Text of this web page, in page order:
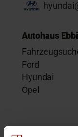
Autohaus
Ford
Hyundai
Opel